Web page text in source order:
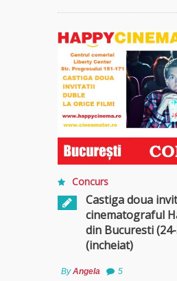
Concurs
Castiga doua
cinematograful
din Bucuresti
(incheiat)
ByAngela 5